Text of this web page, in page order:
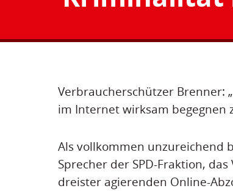
Verbraucherschützer Brenner:
im Internet wirksam begegnen
Als vollkommen unzureichend
Sprecher der SPD-Fraktion,
dreister agierenden Online-